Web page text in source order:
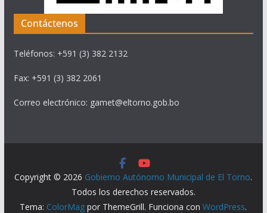
Contáctenos
Teléfonos: +591 (3) 382 2132
Fax: +591 (3) 382 2061
Correo electrónico: gamet@eltorno.gob.bo
Copyright © 2026 Gobierno Autónomo Municipal de El Torno.
Todos los derechos reservados.
Tema: ColorMag por ThemeGrill. Funciona conWordPress.